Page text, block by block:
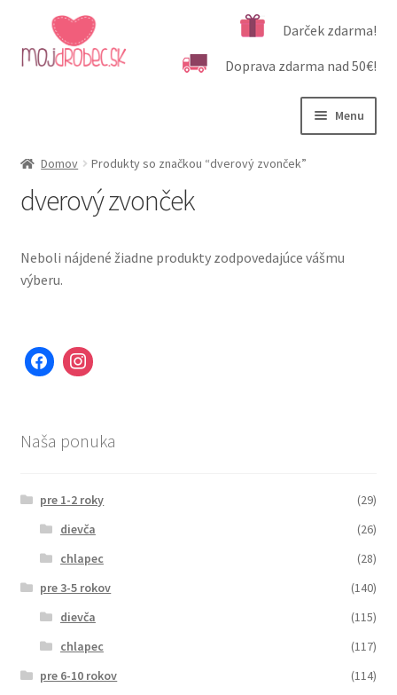
Preskočiť
na
navigáciu
Preskočiť
na
obsah
Darček zdarma!
Doprava zdarma nad 50€!
Menu
Podľa veku
Kategórie produktov
Dôležité informácie
Domov Produkty so značkou “dverový zvonček”
dverový zvonček
Neboli nájdené žiadne produkty zodpovedajúce vášmu
výberu.
Naša ponuka
pre 1-2 roky
(29)
dievča
(26)
chlapec
(28)
pre 3-5 rokov
(140)
dievča
(115)
chlapec
(117)
pre 6-10 rokov
(114)